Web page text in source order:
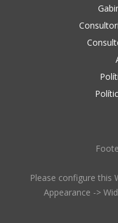
Please configure this
Appearance ->